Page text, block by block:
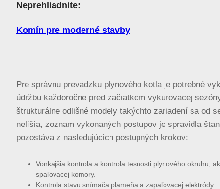
Neprehliadnite:
Komín pre moderné stavby
Pre správnu prevádzku plynového kotla je potrebné
údržbu každoročne pred začiatkom vykurovacej
štrukturálne odlišné modely takýchto zariadení sa od
nelíšia, zoznam vykonaných postupov je spravidla
pozostáva z nasledujúcich postupných krokov:
Vonkajšia kontrola a kontrola tesnosti plynového okruhu,
spaľovacej komory.
Kontrola stavu snímača plameňa a zapaľovacej elektródy.